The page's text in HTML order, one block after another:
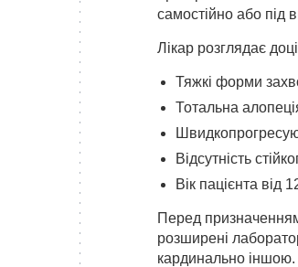
самостійно або під
Лікар розглядає
Тяжкі форми
Тотальна
Відсутність
Вік пацієнта від
Перед
розширені
кардинально іншою.